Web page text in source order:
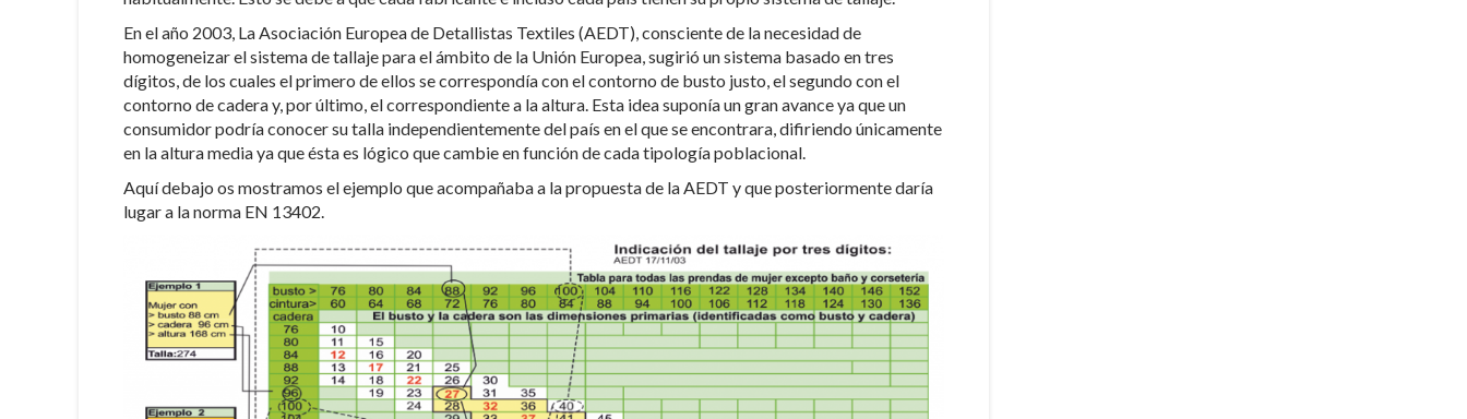
En el año 2003, La Asociación Europea de Detallistas Textiles (AEDT), consciente de la necesidad de
homogeneizar el sistema de tallaje para el ámbito de la Unión Europea, sugirió un sistema basado en tres
dígitos, de los cuales el primero de ellos se correspondía con el contorno de busto justo, el segundo con el
contorno de cadera y, por último, el correspondiente a la altura. Esta idea suponía un gran avance ya que un
consumidor podría conocer su talla independientemente del país en el que se encontrara, difiriendo únicamente
en la altura media ya que ésta es lógico que cambie en función de cada tipología poblacional.
Aquí debajo os mostramos el ejemplo que acompañaba a la propuesta de la AEDT y que posteriormente daría
lugar a la norma EN 13402.